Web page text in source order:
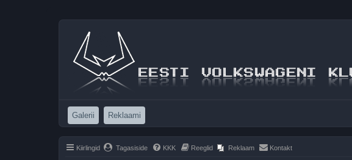
Galerii (Opens a new tab)
Reklaami
Kiirlingid Tagasiside KKK Reeglid Reklaam Kontakt